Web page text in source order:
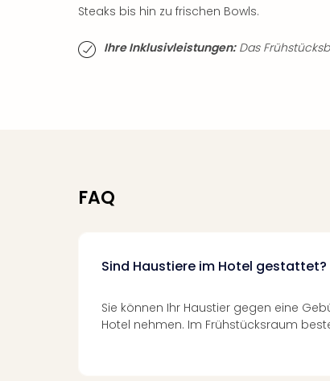
Steaks bis hin zu frischen Bowls.
Ihre Inklusivleistungen:Das
FAQ
Sind Haustiere im Hotel gestattet?
Sie können Ihr Haustier gegen eine
Hotel nehmen. Im Frühstücksraum